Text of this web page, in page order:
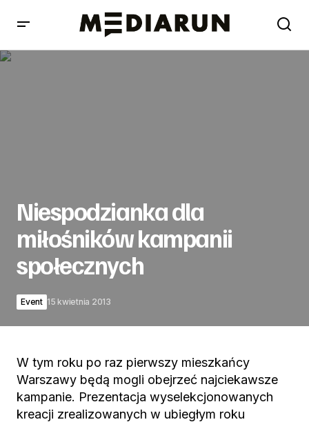
Niespodzianka dla
miłośników kampanii
społecznych
Event 15 kwietnia 2013
W tym roku po raz pierwszy mieszkańcy
Warszawy będą mogli obejrzeć najciekawsze
kampanie. Prezentacja wyselekcjonowanych
kreacji zrealizowanych w ubiegłym roku